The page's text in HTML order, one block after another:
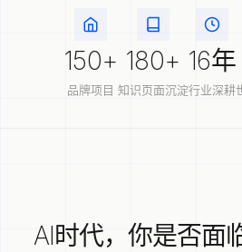
150+
品牌项目
180+
知识页面沉淀
16年
行业深耕
AI时代，你是否面